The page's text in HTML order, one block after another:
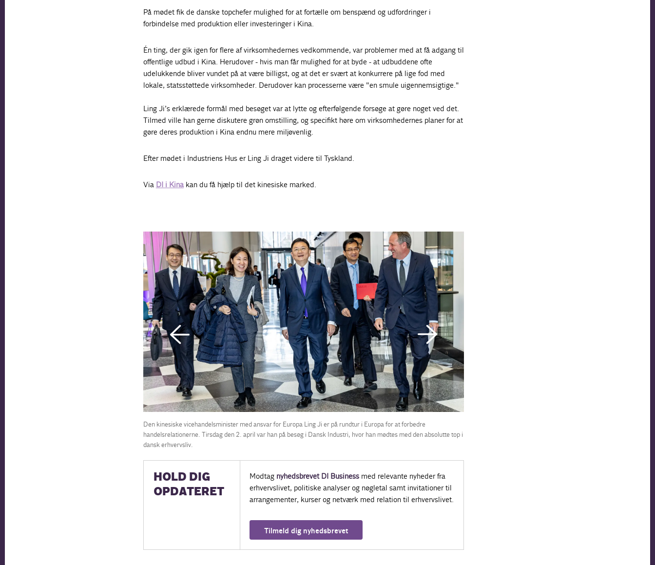
På mødet fik de danske topchefer mulighed for at fortælle om benspænd og udfordringer i
forbindelse med produktion eller investeringer i Kina.
Én ting, der gik igen for flere af virksomhedernes vedkommende, var problemer med at få adgang til
offentlige udbud i Kina. Herudover - hvis man får mulighed for at byde - at udbuddene ofte
udelukkende bliver vundet på at være billigst, og at det er svært at konkurrere på lige fod med
lokale, statsstøttede virksomheder. Derudover kan processerne være "en smule uigennemsigtige."
Ling Ji’s erklærede formål med besøget var at lytte og efterfølgende forsøge at gøre noget ved det.
Tilmed ville han gerne diskutere grøn omstilling, og specifikt høre om virksomhedernes planer for at
gøre deres produktion i Kina endnu mere miljøvenlig.
Efter mødet i Industriens Hus er Ling Ji draget videre til Tyskland.
Via DI i Kinakan du få hjælp til det kinesiske marked.
Den kinesiske vicehandelsminister med ansvar for Europa Ling Ji er på rundtur i Europa for at forbedre
handelsrelationerne. Tirsdag den 2. april var han på besøg i Dansk Industri, hvor han mødtes med den absolutte top i
dansk erhvervsliv.
HOLD DIG
OPDATERET
Modtag nyhedsbrevet DI Businessmed relevante nyheder fra
erhvervslivet, politiske analyser og nøgletal samt invitationer til
arrangementer, kurser og netværk med relation til erhvervslivet.
Tilmeld dig nyhedsbrevet